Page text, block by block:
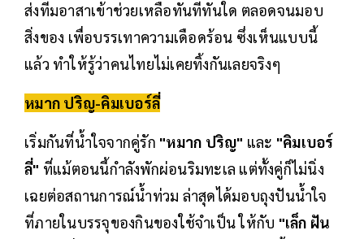
ส่งทีมอาสาเข้าช่วยเหลือทันทีทันใด ตลอดจนมอบ
สิ่งของ เพื่อบรรเทาความเดือดร้อน ซึ่งเห็นแบบนี้
แล้ว ทำให้รู้ว่าคนไทยไม่เคยทิ้งกันเลยจริงๆ
หมาก ปริญ-คิมเบอร์ลี่
เริ่มกันที่น้ำใจจากคู่รัก "หมาก ปริญ" และ "คิมเบอร์
ลี่" ที่แม้ตอนนี้กำลังพักผ่อนริมทะเล แต่ทั้งคู่ก็ไม่นิ่ง
เฉยต่อสถานการณ์น้ำท่วม ล่าสุดได้มอบถุงปันน้ำใจ
ที่ภายในบรรจุของกินของใช้จำเป็น ให้กับ "เล็ก ฝัน